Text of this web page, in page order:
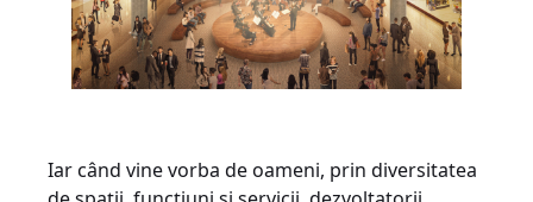
Iar când vine vorba de oameni, prin diversitatea